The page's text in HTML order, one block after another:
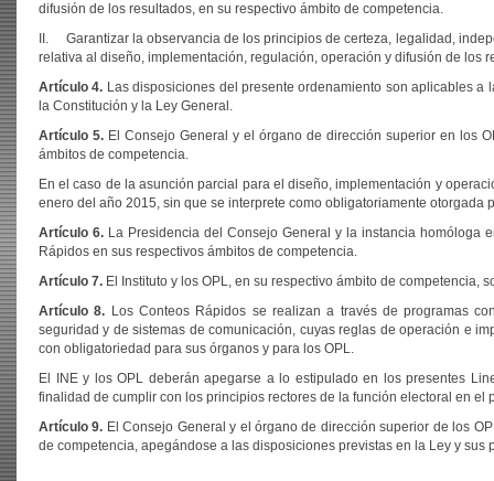
difusión de los resultados, en su respectivo ámbito de competencia.
II. Garantizar la observancia de los principios de certeza, legalidad,
relativa al diseño, implementación, regulación, operación y difusión de los
Artículo 4. Las disposiciones del presente ordenamiento son aplicables
la Constitución y la Ley General.
Artículo 5. El Consejo General y el órgano de dirección superior en los
ámbitos de competencia.
En el caso de la asunción parcial para el diseño, implementación y
enero del año 2015, sin que se interprete como obligatoriamente
Artículo 6.La Presidencia del Consejo General y la instancia homóloga
Rápidos en sus respectivos ámbitos de competencia.
Artículo 7. El Instituto y los OPL, en su respectivo ámbito de
Artículo 8. Los Conteos Rápidos se realizan a través de programas
seguridad y de sistemas de comunicación, cuyas reglas de operación e
con obligatoriedad para sus órganos y para los OPL.
El INE y los OPL deberán apegarse a lo estipulado en los presentes
finalidad de cumplir con los principios rectores de la función electoral en
Artículo 9. El Consejo General y el órgano de dirección superior de los
de competencia, apegándose a las disposiciones previstas en la Ley y sus